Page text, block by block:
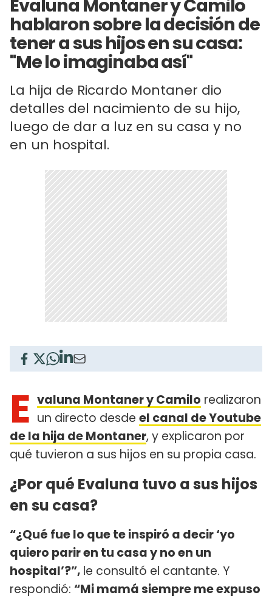
Evaluna Montaner y Camilo
hablaron sobre la decisión de
tener a sus hijos en su casa:
"Me lo imaginaba así"
La hija de Ricardo Montaner dio
detalles del nacimiento de su hijo,
luego de dar a luz en su casa y no
en un hospital.
E valuna Montaner y Camilo realizaron
un directo desde el canal de Youtube
de la hija de Montaner, y explicaron por
qué tuvieron a sus hijos en su propia casa.
¿Por qué Evaluna tuvo a sus hijos
en su casa?
“¿Qué fue lo que te inspiró a decir ‘yo
quiero parir en tu casa y no en un
hospital’?”, le consultó el cantante. Y
respondió: “Mi mamá siempre me expuso